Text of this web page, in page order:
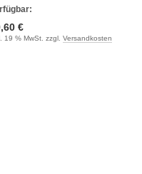
€
19 % MwSt. zzgl. Versandkosten